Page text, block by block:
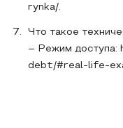
rynka/.
Что такое
– Режим
debt/#real-life-